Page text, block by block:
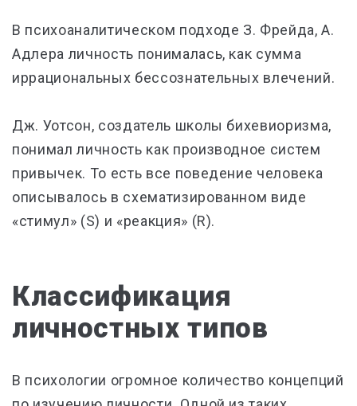
В психоаналитическом подходе З. Фрейда, А.
Адлера личность понималась, как сумма
иррациональных бессознательных влечений.
Дж. Уотсон, создатель школы бихевиоризма,
понимал личность как производное систем
привычек. То есть все поведение человека
описывалось в схематизированном виде
«стимул» (S) и «реакция» (R).
Классификация
личностных типов
В психологии огромное количество концепций